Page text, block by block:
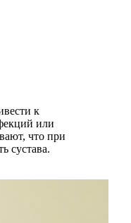
к
или
что при
сустава.